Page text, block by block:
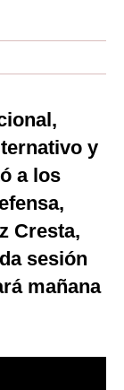
y
a los
Cresta,
sesión
mañana